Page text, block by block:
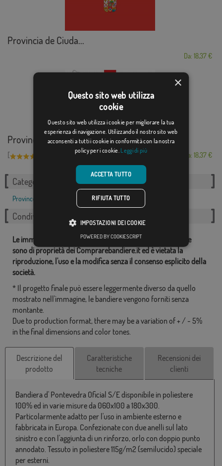
Provincia de Ciuda...
Da: 18,37 €
Provincia de Zaragoza
[ Da: 18,37 €
Categorie correlate:
Province
Condividi questo flag
Le immagini e altre risorse correlate con le nostre bandiere
sono di proprietà dei Comprarebandiere.it ed è vietata la
riproduzione, l'uso e la modifica senza il consenso esplicito della
società.
* Il progetto finale può essere leggermente diverso da quello
mostrato nell'immagine, le bandiere vengono forniti senza
montante.
Due to production format, there may be a variation of + / - 5%
in the final dimensions and color tones.
Descrizione del
prodotto
Caratteristiche
tecniche
Recensioni dei
clienti
Bandiera d' Pontevedra Oficial S/E disponibile in poliestere
100% ed in varie misure da 060x100 a 180x300.
Particolarmente adatto per l'uso in ambiente esterno e
fabbricata in Europa. Confezionate con due anelli sul lato
sinistro e con l'aggiunta di un rinforzo, orlo con doppio punto
annodato. Tessuto in poliestere 115g/m2 (semilucido) speciale
per esterni.
×
Questo sito web utilizza
cookie
Questo sito web utilizza i cookie per migliorare la tua
esperienza di navigazione. Utilizzando il nostro sito web
acconsenti a tutti i cookie in conformità con la nostra
policy per i cookie. Leggi di più
ACCETTA TUTTO
RIFIUTA TUTTO
IMPOSTAZIONI DEI COOKIE
POWERED BY COOKIESCRIPT